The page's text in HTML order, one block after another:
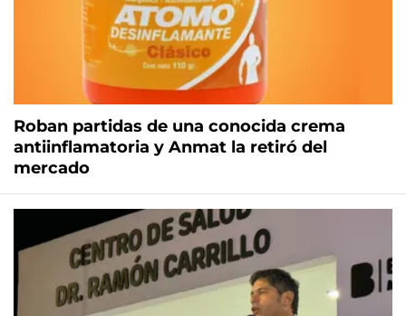
Roban partidas de una conocida crema
antiinflamatoria y Anmat la retiró del
mercado